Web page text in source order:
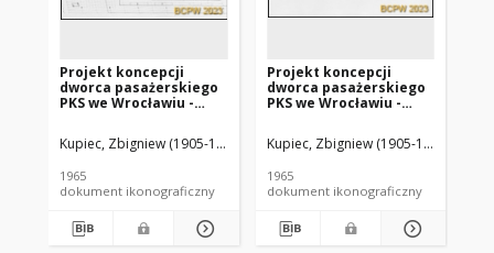
Projekt koncepcji
dworca pasażerskiego
PKS we Wrocławiu -
praca nr 38, III nagroda.
Zdj. 5, Rzut przyziemia
Kupiec, Zbigniew (1905-1990). Architekt Buliński, Wojciech (1929- ).
1965
dokument ikonograficzny
Projekt koncepcji
dworca pasażerskiego
PKS we Wrocławiu -
praca nr 38, III nagroda.
Zdj. 3, Przekroje
Kupiec, Zbigniew (1905-1990).
1965
dokument ikonograficzny